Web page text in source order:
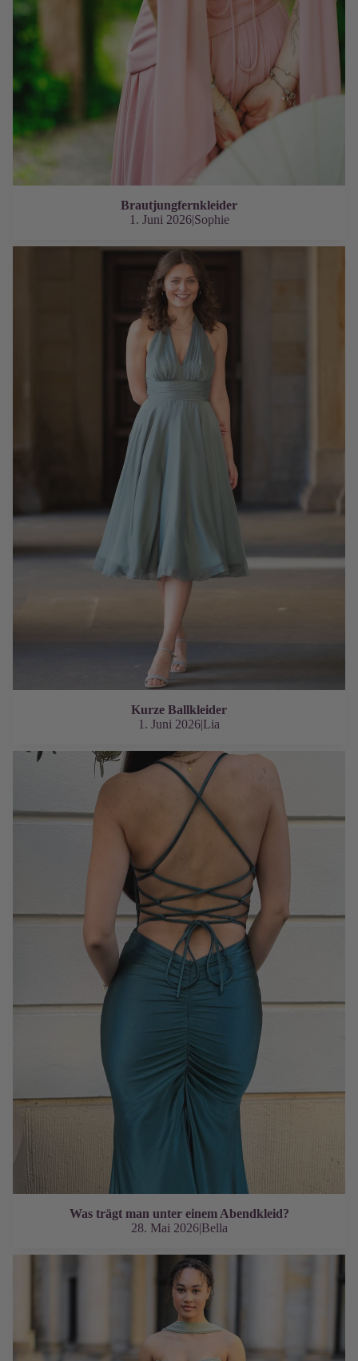
Brautjungfernkleider
1. Juni 2026|Sophie
Kurze Ballkleider
Kurze Ballkleider
1. Juni 2026|Lia
Was trägt man unter einem Abendkleid?
Was trägt man unter einem Abendkleid?
28. Mai 2026|Bella
Abiballkleider Guide